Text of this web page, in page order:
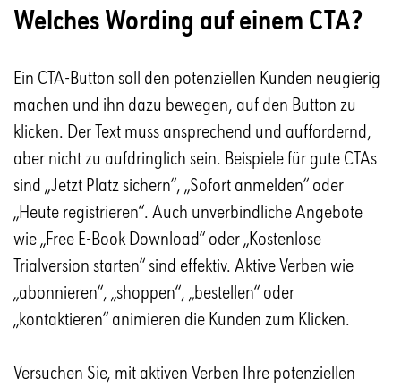
Welches Wording auf einem CTA?
Ein CTA-Button soll den potenziellen Kunden neugierig
machen und ihn dazu bewegen, auf den Button zu
klicken. Der Text muss ansprechend und auffordernd,
aber nicht zu aufdringlich sein. Beispiele für gute CTAs
sind „Jetzt Platz sichern“, „Sofort anmelden“ oder
„Heute registrieren“. Auch unverbindliche Angebote
wie „Free E-Book Download“ oder „Kostenlose
Trialversion starten“ sind effektiv. Aktive Verben wie
„abonnieren“, „shoppen“, „bestellen“ oder
„kontaktieren“ animieren die Kunden zum Klicken.
Versuchen Sie, mit aktiven Verben Ihre potenziellen